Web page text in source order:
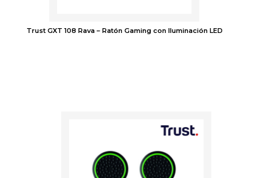
Trust GXT 108 Rava – Ratón Gaming con Iluminación LED